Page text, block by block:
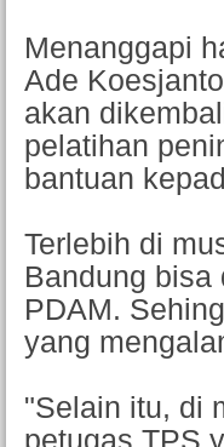
Menanggapi
Ade
akan
pelatihan
bantuan
Terlebih di
Bandung bisa
PDAM.
yang
"Selain itu, di
petugas TPS